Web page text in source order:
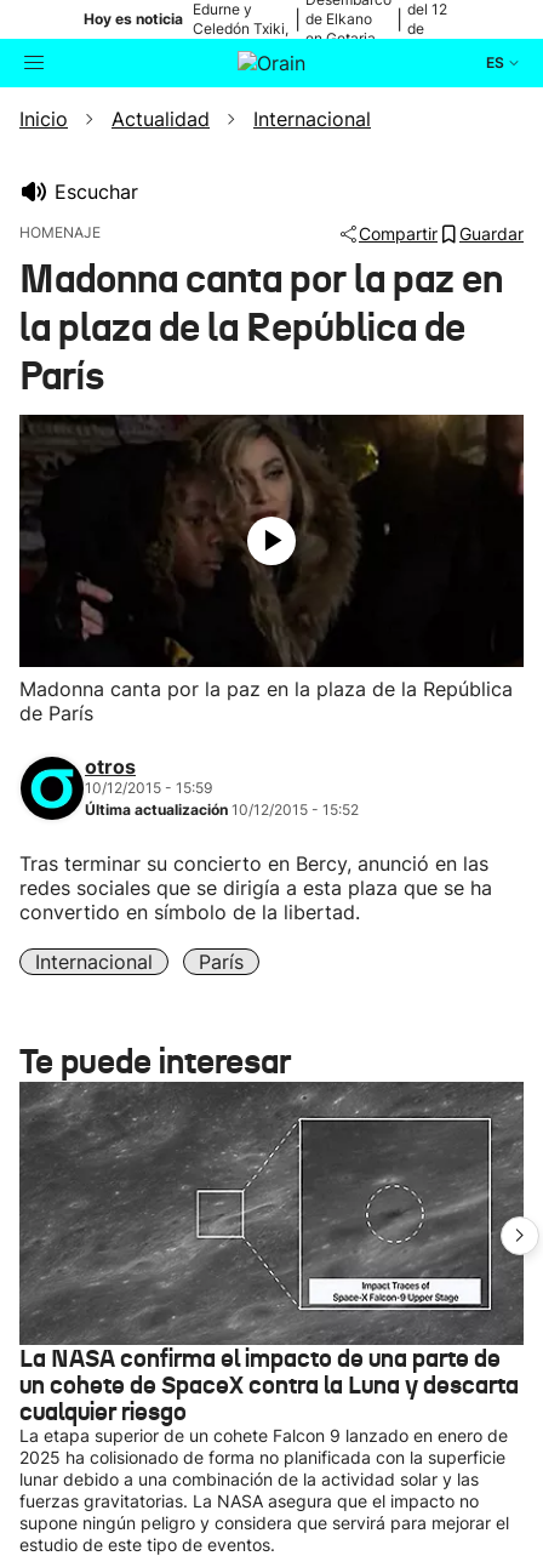
Hoy es noticia
Edurne y
Celedón Txiki,
en directo
de Elkano
en Getaria
del 12
de
ES
Buscador Actualidad
Ikusmiran
Inicio Actualidad Internacional
Escuchar
HOMENAJE Compartir Guardar
Madonna canta por la paz en
la plaza de la República de
París
Madonna canta por la paz en la plaza de la República
de París
otros
10/12/2015 - 15:59
Última actualización 10/12/2015 - 15:52
Tras terminar su concierto en Bercy, anunció en las
redes sociales que se dirigía a esta plaza que se ha
convertido en símbolo de la libertad.
Internacional París
Te puede interesar
La NASA confirma el impacto de una parte de
un cohete de SpaceX contra la Luna y descarta
cualquier riesgo
La etapa superior de un cohete Falcon 9 lanzado en enero de
2025 ha colisionado de forma no planificada con la superficie
lunar debido a una combinación de la actividad solar y las
fuerzas gravitatorias. La NASA asegura que el impacto no
supone ningún peligro y considera que servirá para mejorar el
estudio de este tipo de eventos.